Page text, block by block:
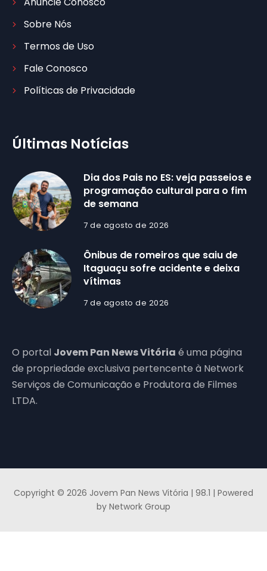
Sobre Nós
Termos de Uso
Fale Conosco
Políticas de Privacidade
Últimas Notícias
Dia dos Pais no ES: veja passeios e
programação cultural para o fim
de semana
7 de agosto de 2026
Ônibus de romeiros que saiu de
Itaguaçu sofre acidente e deixa
vítimas
7 de agosto de 2026
O portal Jovem Pan News Vitória é uma página
de propriedade exclusiva pertencente à Network
Serviços de Comunicação e Produtora de Filmes
LTDA.
Copyright © 2026 Jovem Pan News Vitória | 98.1 | Powered
by Network Group